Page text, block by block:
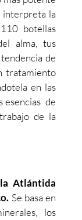
interpreta la
botellas
alma, tus
de
tratamiento
en las
esencias de
de la
Atlántida
Se basa en
los